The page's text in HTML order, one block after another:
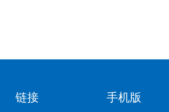
链接 手机版